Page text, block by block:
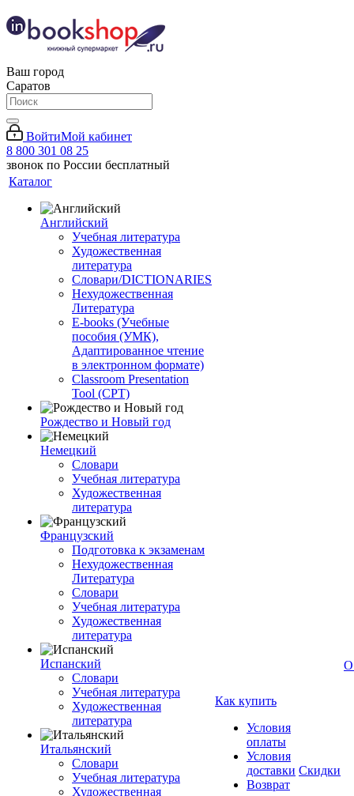
Ваш город
Саратов
ВойтиМой кабинет
8 800 301 08 25
звонок по России бесплатный
Каталог
Английский
Учебная литература
Художественная
литература
Словари/DICTIONARIES
Нехудожественная
Литература
E-books (Учебные
пособия (УМК),
Адаптированное чтение
в электронном формате)
Classroom Presentation
Tool (CPT)
Рождество и Новый год
Немецкий
Словари
Учебная литература
Художественная
литература
Французский
Подготовка к экзаменам
Нехудожественная
Литература
Словари
Учебная литература
Художественная
литература
Испанский
Словари
Учебная литература
Художественная
литература
Итальянский
Словари
Учебная литература
Художественная
Как купить
Условия
оплаты
Условия
доставки
Возврат
Скидки
О